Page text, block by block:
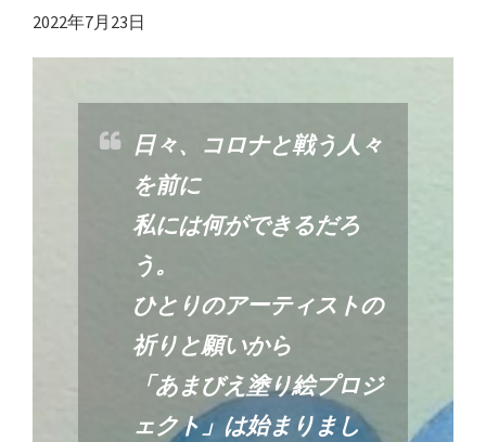
2022年7月23日
日々、コロナと戦う人々
を前に
私には何ができるだろ
う。
ひとりのアーティストの
祈りと願いから
「あまびえ塗り絵プロジ
ェクト」は始まりまし